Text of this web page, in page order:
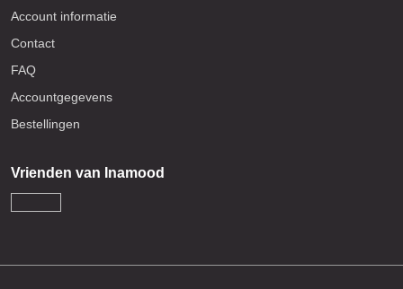
Account informatie
Contact
FAQ
Accountgegevens
Bestellingen
Vrienden van Inamood